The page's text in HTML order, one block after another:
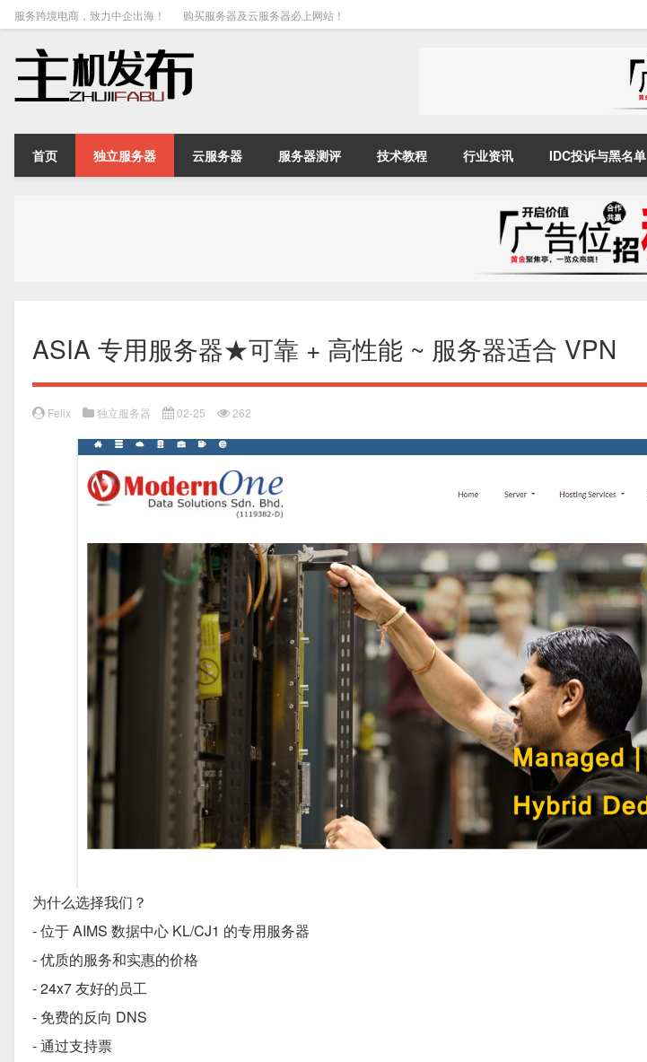
服务跨境电商，致力中企出海！ 购买服务器及云服务器必上网站！
首页 独立服务器 云服务器 服务器测评 技术教程 行业资讯 IDC投诉与黑名单
ASIA 专用服务器★可靠 + 高性能 ~ 服务器适合 VPN
Felix 独立服务器 02-25 262
为什么选择我们？
- 位于 AIMS 数据中心 KL/CJ1 的专用服务器
- 优质的服务和实惠的价格
- 24x7 友好的员工
- 免费的反向 DNS
- 通过支持票